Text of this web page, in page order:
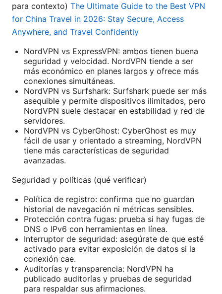
para contexto) The Ultimate Guide to the Best VPN
for China Travel in 2026: Stay Secure, Access
Anywhere, and Travel Confidently
NordVPN vs ExpressVPN: ambos tienen buena
seguridad y velocidad. NordVPN tiende a ser
más económico en planes largos y ofrece más
conexiones simultáneas.
NordVPN vs Surfshark: Surfshark puede ser más
asequible y permite dispositivos ilimitados, pero
NordVPN suele destacar en estabilidad y red de
servidores.
NordVPN vs CyberGhost: CyberGhost es muy
fácil de usar y orientado a streaming, NordVPN
tiene más características de seguridad
avanzadas.
Seguridad y políticas (qué verificar)
Política de registro: confirma que no guardan
historial de navegación ni métricas sensibles.
Protección contra fugas: prueba si hay fugas de
DNS o IPv6 con herramientas en línea.
Interruptor de seguridad: asegúrate de que esté
activado para evitar exposición de datos si la
conexión cae.
Auditorías y transparencia: NordVPN ha
publicado auditorías y pruebas de seguridad
para respaldar sus afirmaciones.